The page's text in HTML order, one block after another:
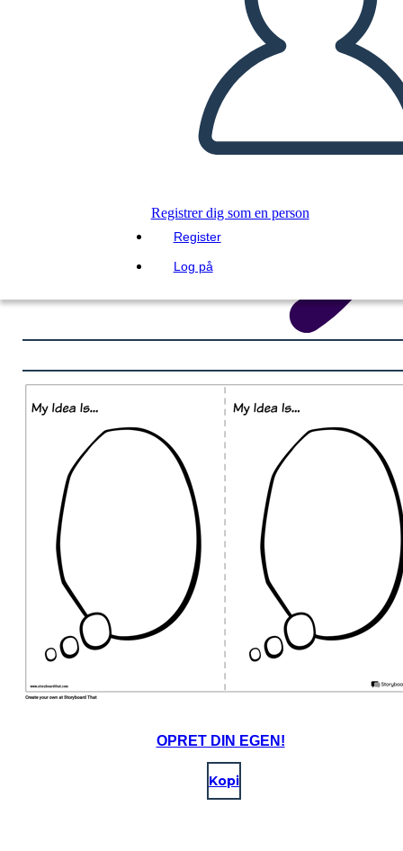
Registrer dig som en person
Register
Log på
OPRET DIN EGEN!
Kopi